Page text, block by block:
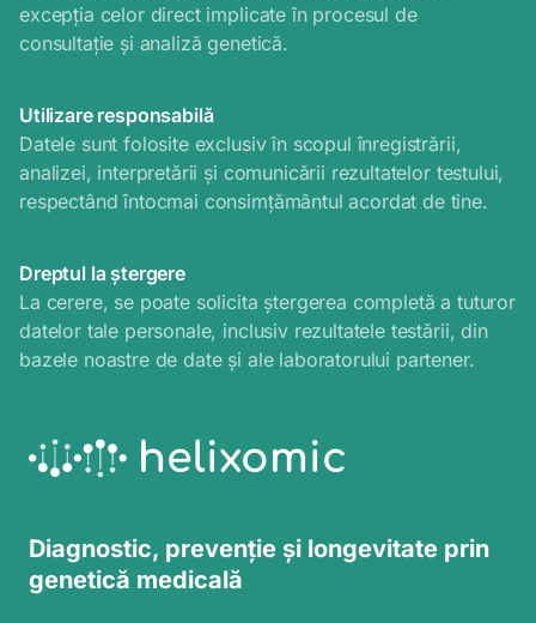
excepția celor direct implicate în procesul de
consultație și analiză genetică.
Utilizare responsabilă
Datele sunt folosite exclusiv în scopul înregistrării,
analizei, interpretării și comunicării rezultatelor testului,
respectând întocmai consimțământul acordat de tine.
Dreptul la ştergere
La cerere, se poate solicita ștergerea completă a tuturor
datelor tale personale, inclusiv rezultatele testării, din
bazele noastre de date și ale laboratorului partener.
helixomic
Diagnostic, prevenție și longevitate prin
genetică medicală